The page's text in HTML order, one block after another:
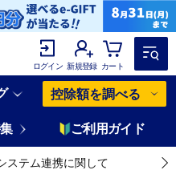
ログイン 新規登録 カート
控除額を調べる
ご利用ガイド
ステム連携に関して